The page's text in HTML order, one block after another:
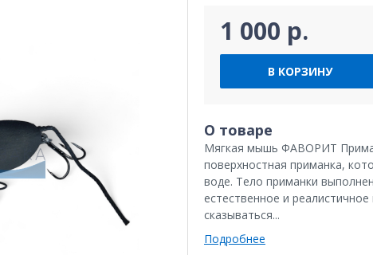
1 000 р.
В КОРЗИНУ
О товаре
Мягкая мышь ФАВОРИТ Прима
поверхностная приманка,
воде. Тело приманки
естественное и
сказываться...
Подробнее